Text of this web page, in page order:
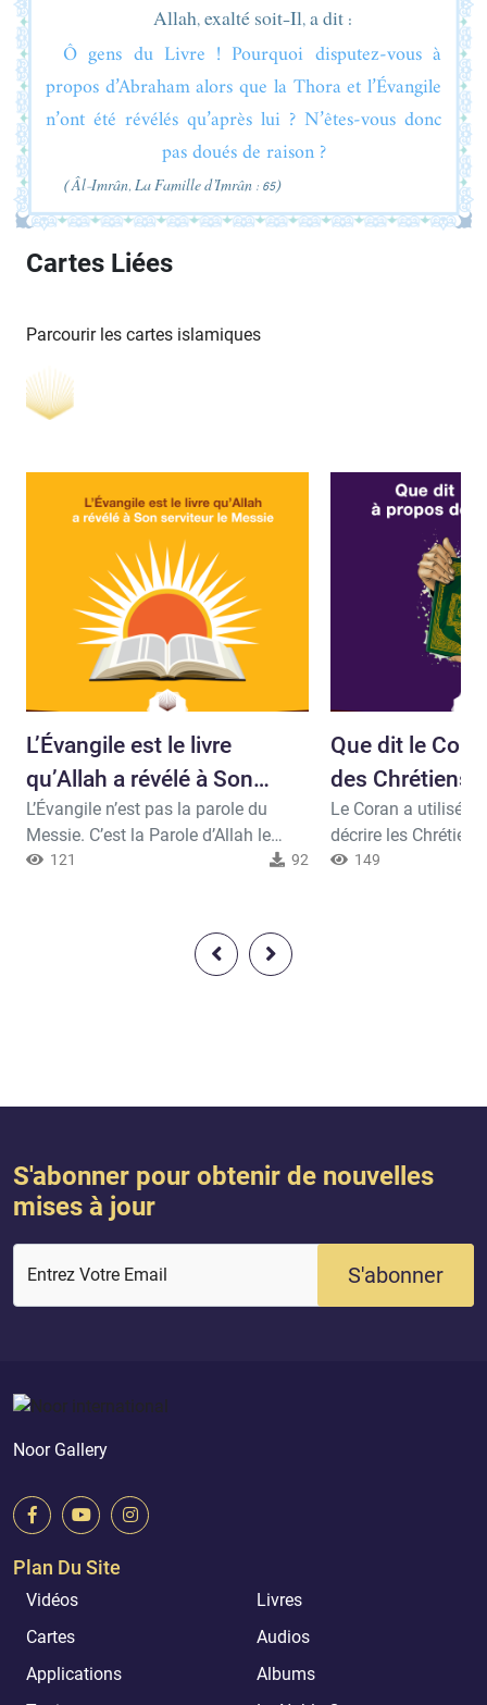
Allah, exalté soit-Il, a dit :
Ô gens du Livre ! Pourquoi disputez-vous à
propos d’Abraham alors que la Thora et l’Évangile
n’ont été révélés qu’après lui ? N’êtes-vous donc
pas doués de raison ?
( Âl-Imrân, La Famille d’Imrân : 65)
Cartes Liées
Parcourir les cartes islamiques
L’Évangile est le livre
qu’Allah a révélé à Son
serviteur le Messie
L’Évangile n’est pas la parole du
Messie. C’est la Parole d’Allah le
Créateur du Messie et de tous les
sagesse, la Thora et l’Évangile. (Âl-
Imrân, La Famille d’Imrân)
121 92
Que dit le
des Chrétiens?
Le Coran a utilisé
décrire les
surprendre. Le
149
S'abonner pour obtenir de nouvelles
mises à jour
Entrez Votre Email S'abonner
Noor Gallery
Plan Du Site
Vidéos
Livres
Cartes
Audios
Applications
Albums